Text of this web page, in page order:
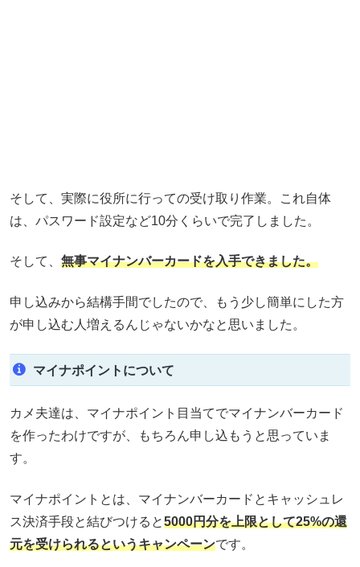
そして、実際に役所に行っての受け取り作業。これ自体
は、パスワード設定など10分くらいで完了しました。
そして、 無事マイナンバーカードを入手できました。
申し込みから結構手間でしたので、もう少し簡単にした方
が申し込む人増えるんじゃないかなと思いました。
マイナポイントについて
カメ夫達は、マイナポイント目当てでマイナンバーカード
を作ったわけですが、もちろん申し込もうと思っていま
す。
マイナポイントとは、マイナンバーカードとキャッシュレ
ス決済手段と結びつけると5000円分を上限として25%の還
元を受けられるというキャンペーンです。